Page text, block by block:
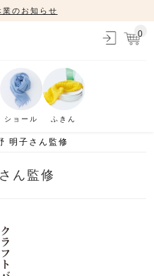
のお知らせ
0
ショール ふきん
明子さん監修
ん監修